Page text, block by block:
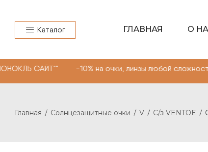
Каталог ГЛАВНАЯ О
10% на очки, линзы любой сложности.
Главная / Солнцезащитные очки / V / С/з VENTOE /